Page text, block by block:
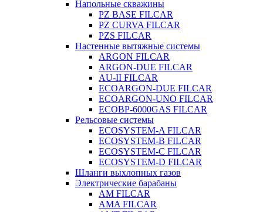
Напольные скважины
PZ BASE FILCAR
PZ CURVA FILCAR
PZS FILCAR
Настенные вытяжные системы
ARGON FILCAR
ARGON-DUE FILCAR
AU-II FILCAR
ECOARGON-DUE FILCAR
ECOARGON-UNO FILCAR
ECOBP-6000GAS FILCAR
Рельсовые системы
ECOSYSTEM-A FILCAR
ECOSYSTEM-B FILCAR
ECOSYSTEM-C FILCAR
ECOSYSTEM-D FILCAR
Шланги выхлопных газов
Электрические барабаны
AM FILCAR
AMA FILCAR